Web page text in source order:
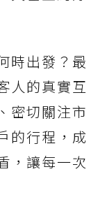
時出發？最
人的真實互
密切關注市
的行程，成
，讓每一次